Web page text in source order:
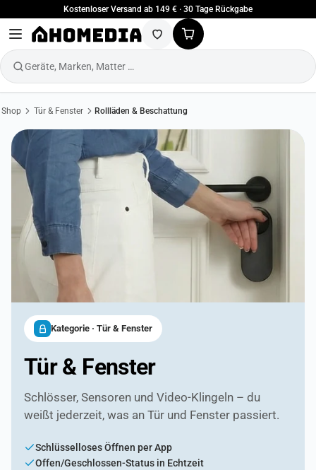
Kostenloser Versand ab 149 € · 30 Tage Rückgabe
Geräte, Marken, Matter …
Shop Tür & Fenster Rollläden & Beschattung
Kategorie · Tür & Fenster
Tür & Fenster
Schlösser, Sensoren und Video-Klingeln – du
weißt jederzeit, was an Tür und Fenster passiert.
Schlüsselloses Öffnen per App
Offen/Geschlossen-Status in Echtzeit